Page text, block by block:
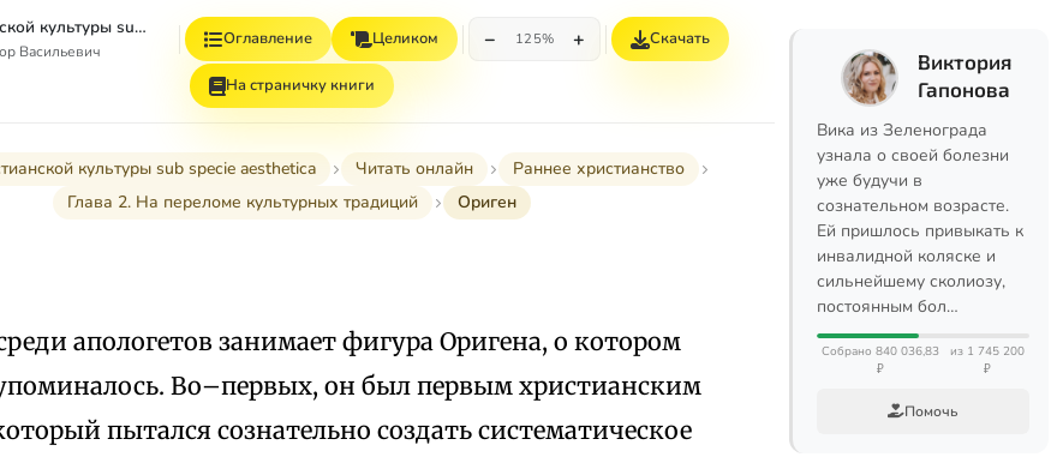
2000 лет христианской культуры sub specie aesthetica. Том 1. Раннее христианство. Византия
Васильевич
Оглавление Целиком − 125% + Скачать
На страничку книги
культуры sub specie aesthetica Читать онлайн
Раннее христианство
Глава 2. На переломе культурных традиций
Ориген
апологетов занимает фигура Оригена, о котором
Во–первых, он был первым христианским
пытался сознательно создать систематическое
Виктория
Гапонова
Вика из Зеленограда
узнала о своей болезни
уже будучи в
сознательном возрасте.
Ей пришлось привыкать к
инвалидной коляске и
сильнейшему сколиозу,
постоянным бол…
Собрано 840 036,83
₽
из 1 745 200
₽
Помочь